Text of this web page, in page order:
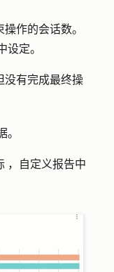
作的会话数。
设定。
没有完成最终操
。
，自定义报告中